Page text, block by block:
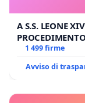
A S.S. LEONE
BENEDETTO XVI
1 499 firme
Avviso di